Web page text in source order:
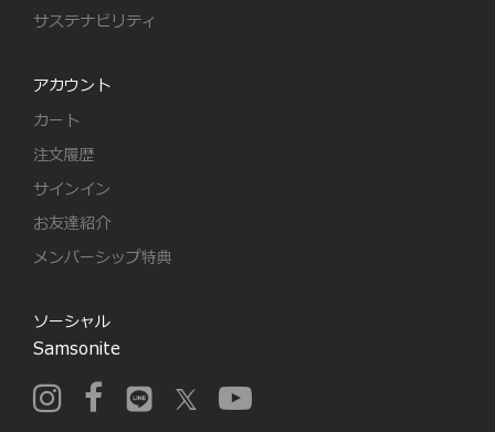
サステナビリティ
アカウント
カート
注文履歴
サインイン
お友達紹介
メンバーシップ特典
ソーシャル
Samsonite